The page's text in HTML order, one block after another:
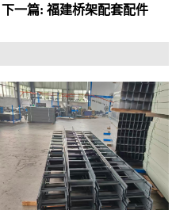
下一篇: 福建桥架配套配件